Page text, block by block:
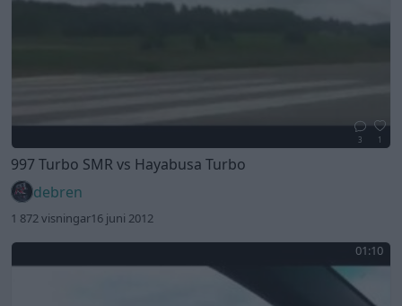
3 1
997 Turbo SMR vs Hayabusa Turbo
debren
1 872 visningar16 juni 2012
01:10